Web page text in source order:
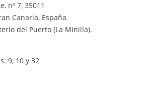
nº 7, 35011
Canaria, España
del Puerto (La Minilla).
9, 10 y 32